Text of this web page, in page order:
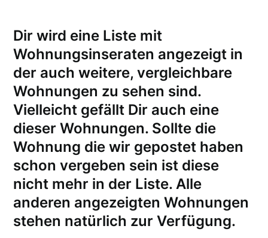
Dir wird eine Liste mit
Wohnungsinseraten angezeigt in
der auch weitere, vergleichbare
Wohnungen zu sehen sind.
Vielleicht gefällt Dir auch eine
dieser Wohnungen. Sollte die
Wohnung die wir gepostet haben
schon vergeben sein ist diese
nicht mehr in der Liste. Alle
anderen angezeigten Wohnungen
stehen natürlich zur Verfügung.